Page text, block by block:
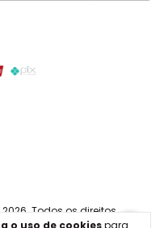
o uso de cookiespara
2026. Todos os direitos